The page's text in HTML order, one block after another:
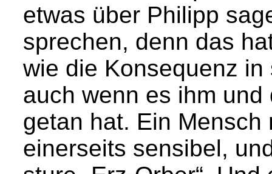
etwas über Philipp
sprechen, denn das
wie die Konsequenz
auch wenn es ihm
getan hat. Ein
einerseits sensibel,